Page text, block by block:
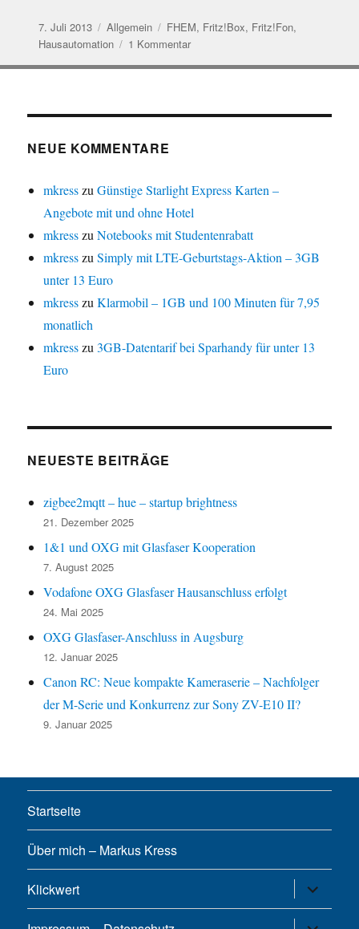
Veröffentlicht
am
7. Juli 2013 Kategorien
Allgemein Schlagwörter
FHEM, Fritz!Box, Fritz!Fon,
Hausautomation
1 Kommentarzu
FHEM,
NEUE KOMMENTARE
mkresszuGünstige Starlight Express Karten –
Angebote mit und ohne Hotel
mkresszuNotebooks mit Studentenrabatt
mkresszuSimply mit LTE-Geburtstags-Aktion – 3GB
unter 13 Euro
mkresszuKlarmobil – 1GB und 100 Minuten für 7,95
monatlich
mkresszu3GB-Datentarif bei Sparhandy für unter 13
Euro
NEUESTE BEITRÄGE
zigbee2mqtt – hue – startup brightness
21. Dezember 2025
1&1 und OXG mit Glasfaser Kooperation
7. August 2025
Vodafone OXG Glasfaser Hausanschluss erfolgt
24. Mai 2025
OXG Glasfaser-Anschluss in Augsburg
12. Januar 2025
Canon RC: Neue kompakte Kameraserie – Nachfolger
der M-Serie und Konkurrenz zur Sony ZV-E10 II?
9. Januar 2025
Startseite
Über mich – Markus Kress
Klickwert
öffnen